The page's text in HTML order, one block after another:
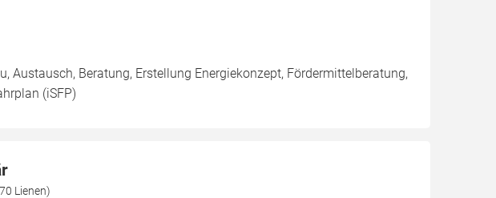
Austausch, Beratung, Erstellung Energiekonzept, Fördermittelberatung,
(iSFP)
Lienen)